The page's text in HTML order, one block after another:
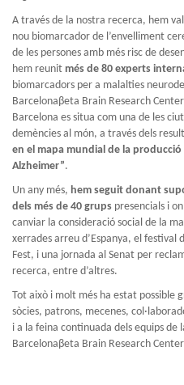
A través de la nostra recerca, hem
nou biomarcador de l’envelliment
de les persones amb més risc de
hem reunit més de 80 experts
biomarcadors per a malalties
Barcelonaβeta Brain Research
Barcelona es situa com una de les
demències al món, a través dels
en el mapa mundial de la
Alzheimer”.
Un any més, hem seguit donant
dels més de 40 grups presencials i
canviar la consideració social de la
xerrades arreu d’Espanya, el festival
Fest, i una jornada al Senat per
recerca, entre d’altres.
Tot això i molt més ha estat possible
sòcies, patrons, mecenes,
i a la feina continuada dels equips de
Barcelonaβeta Brain Research